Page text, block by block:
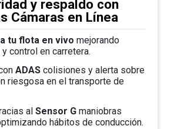
y respaldo con
Cámaras en Línea
tu flota en vivo mejorando
control en carretera.
ADAScolisiones y alerta sobre
riesgosa en el transporte de
al Sensor Gmaniobras
hábitos de conducción.